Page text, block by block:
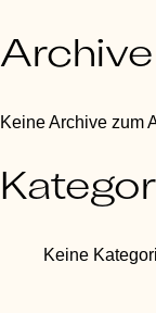
Archive
Keine Archive zum
Keine